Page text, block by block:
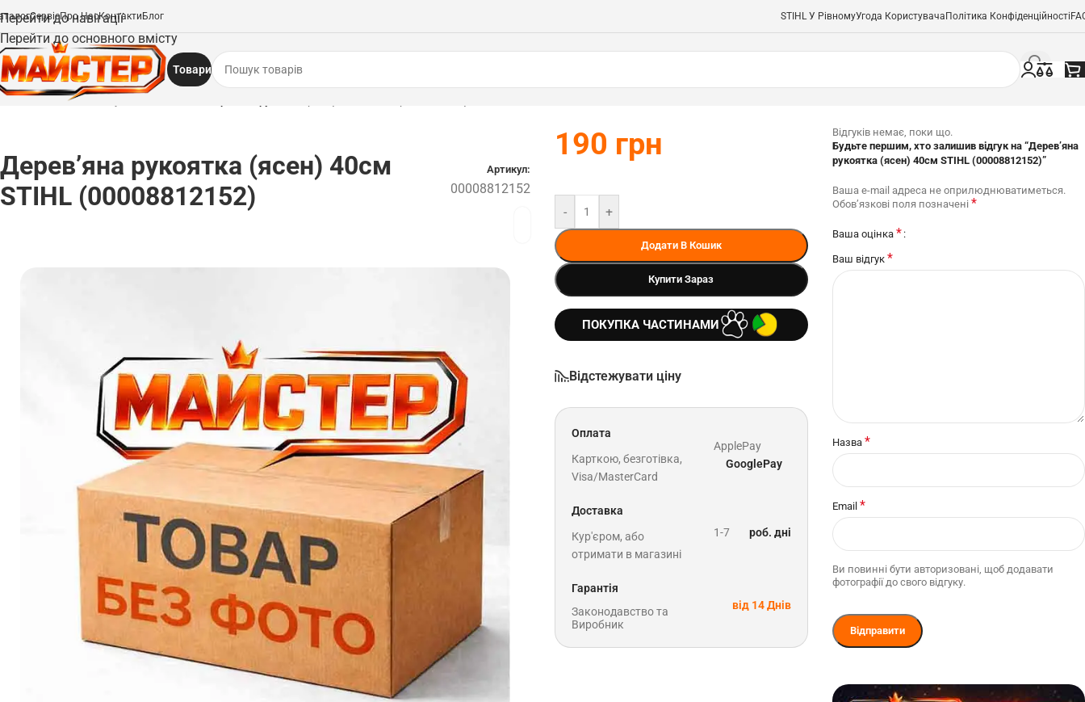
Перейти до навігації
Перейти до основного вмісту
СервісПро НасКонтакти Блог STIHL У РівномуУгода Користувача Політика Конфіденційності
Товари
Запчастини
Дерев’яна рукоятка (ясен) 40см
STIHL (00008812152)
Артикул:
00008812152
190 грн
- +
Додати В Кошик
Купити Зараз
ПОКУПКА ЧАСТИНАМИ
Відстежувати ціну
Оплата
Карткою, безготівка,
Visa/MasterCard
ApplePay
GooglePay
Доставка
Кур'єром, або
отримати в магазині
1-7 роб. дні
Гарантія
Законодавство та
Виробник
від 14 Днів
Відгуків немає, поки що.
Будьте першим, хто залишив відгук на “Дерев’яна
рукоятка (ясен) 40см STIHL (00008812152)”
Ваша e-mail адреса не оприлюднюватиметься.
Обов’язкові поля позначені *
Ваша оцінка *
Ваш відгук *
Назва *
Email *
Ви повинні бути авторизовані, щоб додавати
фотографії до свого відгуку.